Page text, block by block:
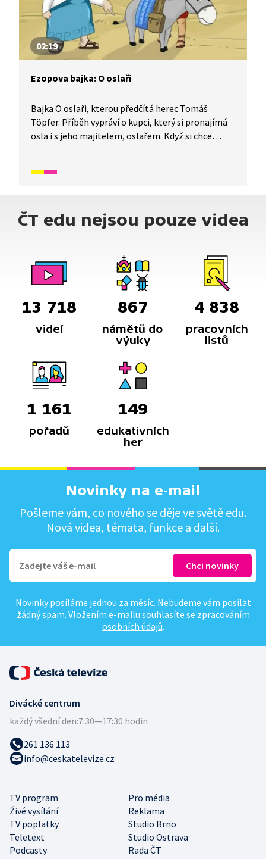
02:19
Ezopova bajka: O oslaři
Bajka O oslaři, kterou předčítá herec Tomáš
Töpfer. Příběh vypráví o kupci, který si pronajímá
osla i s jeho majitelem, oslařem. Když si chce
patří. Osel však mezitím zmizí v nedohlednu.
ČT edu nejsou pouze videa
13 718
videí
867
námětů do
výuky
4 838
pracovních
listů
1 161
pořadů
149
edukativních
her
Novinky na e-mail
Pošleme vám, co nového se děje ve světě edu.
Nová videa, témata, funkce a další.
Novinky posíláme jednou za měsíc. Nebudeme vám posílat
žádný spam. Vložením e-mailu souhlasíte se zpracováním
osobních údajů.